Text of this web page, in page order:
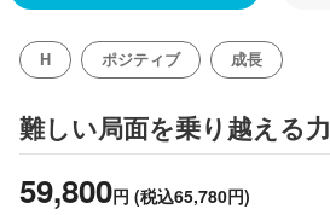
H ポジティブ 成長
難しい局面を乗り越える力
59,800円 (税込65,780円)